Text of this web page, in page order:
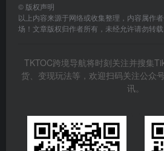
© 版权声明
以上内容来源于网络或收集整理，内容属作
场！文章版权归作者所有，未经允许请勿转载
TKTOC跨境导航将时刻关注并搜集
货、变现玩法等，欢迎扫码关注公众
讯。